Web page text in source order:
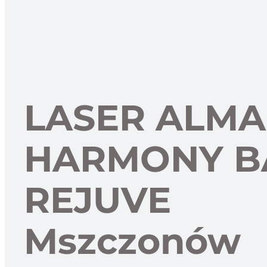
LASER ALMA
HARMONY
REJUVE
Mszczonów